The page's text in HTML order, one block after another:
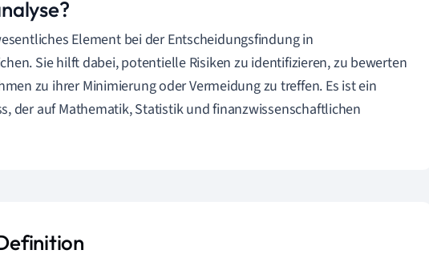
Element bei der Entscheidungsfindung in
Sie hilft dabei, potentielle Risiken zu identifizieren, zu bewerten
zu ihrer Minimierung oder Vermeidung zu treffen. Es ist ein
der auf Mathematik, Statistik und finanzwissenschaftlichen